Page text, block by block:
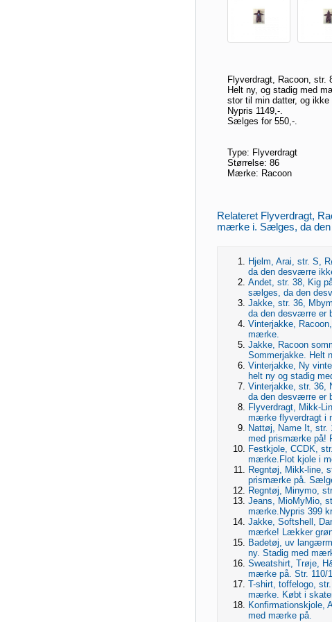
Flyverdragt, Racoon, str.
Helt ny, og stadig med
stor til min datter, og ikke
Nypris 1149,-.
Sælges for 550,-.
Type: Flyverdragt
Størrelse: 86
Mærke: Racoon
Relateret Flyverdragt,
mærke i. Sælges, da
Hjelm, Arai, str. S,
da den desværre
Andet, str. 38, Kig
sælges, da den
Jakke, str. 36,
da den desværre er
Vinterjakke,
mærke.
Jakke, Racoon
Sommerjakke. Helt
Vinterjakke, Ny
helt ny og stadig
Vinterjakke, str. 36,
da den desværre er
Flyverdragt, Mikk-
mærke flyverdragt i
Nattøj, Name It, str.
med prismærke på!
Festkjole, CCDK,
mærke.Flot kjole i
Regntøj, Mikk-line,
prismærke på.
Regntøj, Minymo,
Jeans, MioMyMio,
mærke.Nypris 399
Jakke, Softshell,
mærke! Lækker
Badetøj, uv
ny. Stadig med
Sweatshirt, Trøje,
mærke på. Str. 110/
T-shirt, toffelogo,
mærke. Købt i
Konfirmationskjole,
med mærke på.